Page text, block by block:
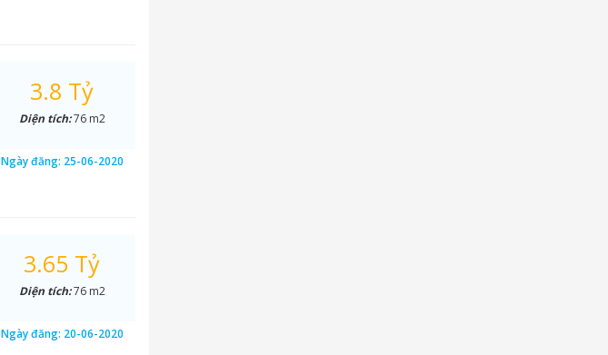
3.8 Tỷ
Diện tích:76 m2
Ngày đăng: 25-06-2020
3.65 Tỷ
Diện tích:76 m2
Ngày đăng: 20-06-2020